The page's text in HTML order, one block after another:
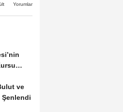
Yorumlar
ve
Şenlendi